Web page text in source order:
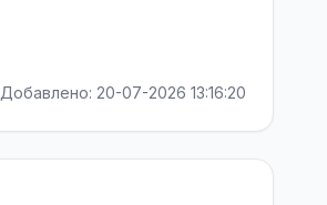
Добавлено: 20-07-2026 13:16:20